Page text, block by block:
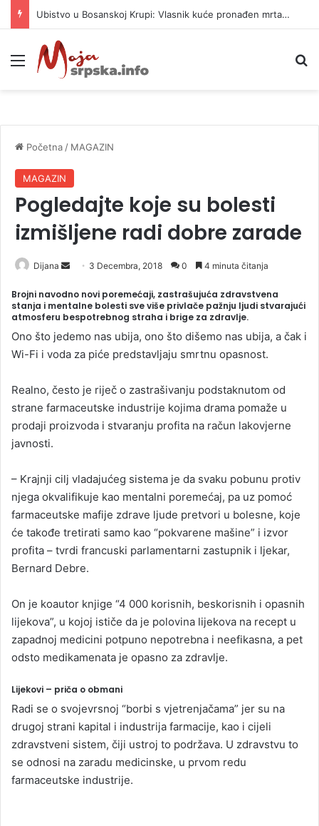
Ubistvo u Bosanskoj Krupi: Vlasnik kuće pronađen mrtav, uhapšen osumnjičeni
Meni
Početna / MAGAZIN
MAGAZIN
Pogledajte koje su bolesti
izmišljene radi dobre zarade
Dijana
n
d
a
n
m
a
3 Decembra, 2018 0 4 minuta čitanja
Brojni navodno novi poremećaji, zastrašujuća zdravstvena
stanja i mentalne bolesti sve više privlače pažnju ljudi stvarajući
atmosferu bespotrebnog straha i brige za zdravlje.
Ono što jedemo nas ubija, ono što dišemo nas ubija, a čak i
Wi-Fi i voda za piće predstavljaju smrtnu opasnost.
Realno, često je riječ o zastrašivanju podstaknutom od
strane farmaceutske industrije kojima drama pomaže u
prodaji proizvoda i stvaranju profita na račun lakovjerne
javnosti.
– Krajnji cilj vladajućeg sistema je da svaku pobunu protiv
njega okvalifikuje kao mentalni poremećaj, pa uz pomoć
farmaceutske mafije zdrave ljude pretvori u bolesne, koje
će takođe tretirati samo kao “pokvarene mašine” i izvor
profita – tvrdi francuski parlamentarni zastupnik i ljekar,
Bernard Debre.
On je koautor knjige “4 000 korisnih, beskorisnih i opasnih
lijekova”, u kojoj ističe da je polovina lijekova na recept u
zapadnoj medicini potpuno nepotrebna i neefikasna, a pet
odsto medikamenata je opasno za zdravlje.
Lijekovi – priča o obmani
Radi se o svojevrsnoj “borbi s vjetrenjačama” jer su na
drugoj strani kapital i industrija farmacije, kao i cijeli
zdravstveni sistem, čiji ustroj to podržava. U zdravstvu to
se odnosi na zaradu medicinske, u prvom redu
farmaceutske industrije.